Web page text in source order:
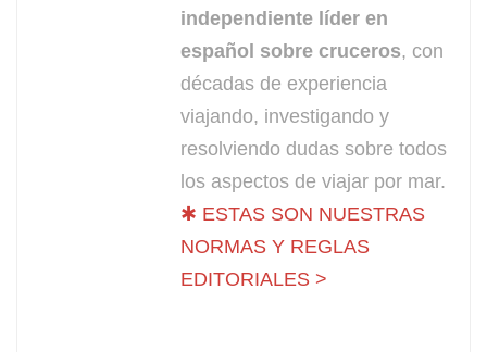
independiente líder en
español sobre cruceros, con
décadas de experiencia
viajando, investigando y
resolviendo dudas sobre todos
los aspectos de viajar por mar.
✱ ESTAS SON NUESTRAS
NORMAS Y REGLAS
EDITORIALES >